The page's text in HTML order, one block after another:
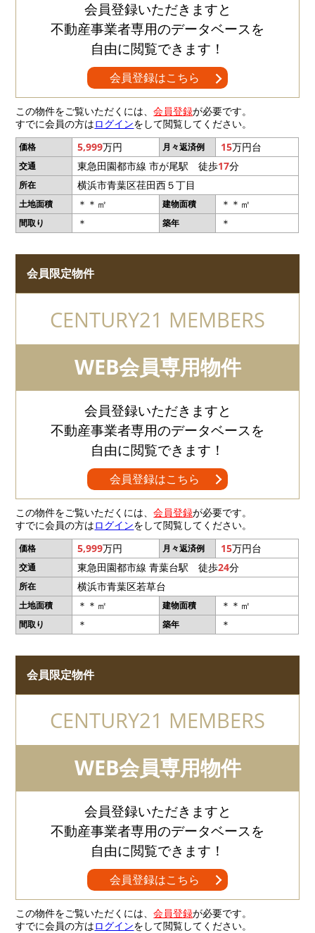
会員登録いただきますと
不動産事業者専用のデータベースを
自由に閲覧できます！
会員登録はこちら
この物件をご覧いただくには、会員登録が必要です。
すでに会員の方はログインをして閲覧してください。
価格 5,999万円 月々返済例 15万円台
交通 東急田園都市線 市が尾駅 徒歩17分
所在 横浜市青葉区荏田西５丁目
土地面積 ＊＊㎡ 建物面積 ＊＊㎡
間取り ＊ 築年 ＊
会員限定物件
CENTURY21 MEMBERS
WEB会員専用物件
会員登録いただきますと
不動産事業者専用のデータベースを
自由に閲覧できます！
会員登録はこちら
この物件をご覧いただくには、会員登録が必要です。
すでに会員の方はログインをして閲覧してください。
価格 5,999万円 月々返済例 15万円台
交通 東急田園都市線 青葉台駅 徒歩24分
所在 横浜市青葉区若草台
土地面積 ＊＊㎡ 建物面積 ＊＊㎡
間取り ＊ 築年 ＊
会員限定物件
CENTURY21 MEMBERS
WEB会員専用物件
会員登録いただきますと
不動産事業者専用のデータベースを
自由に閲覧できます！
会員登録はこちら
この物件をご覧いただくには、会員登録が必要です。
すでに会員の方はログインをして閲覧してください。